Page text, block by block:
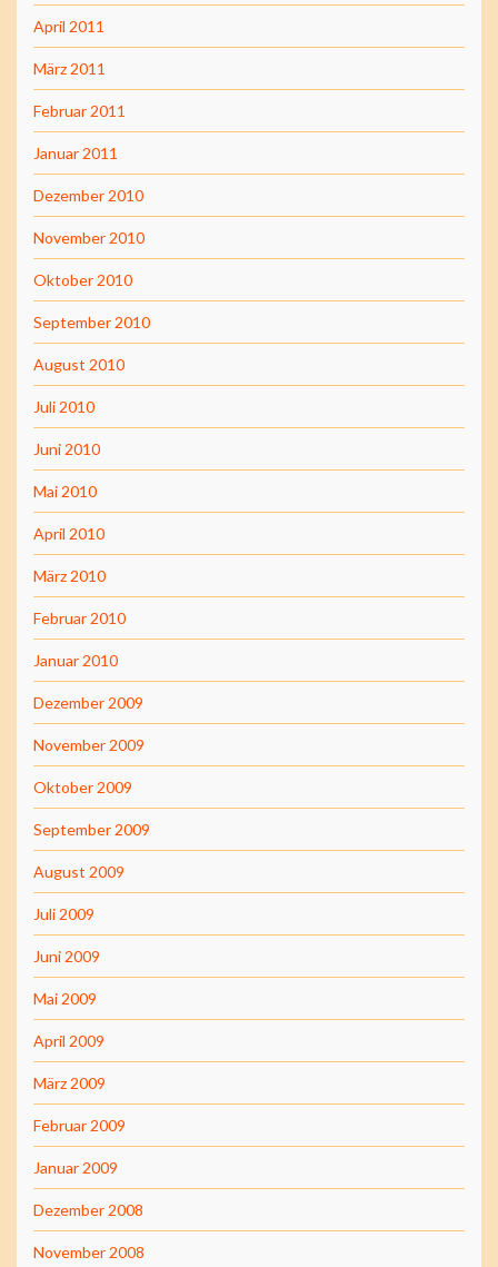
April 2011
März 2011
Februar 2011
Januar 2011
Dezember 2010
November 2010
Oktober 2010
September 2010
August 2010
Juli 2010
Juni 2010
Mai 2010
April 2010
März 2010
Februar 2010
Januar 2010
Dezember 2009
November 2009
Oktober 2009
September 2009
August 2009
Juli 2009
Juni 2009
Mai 2009
April 2009
März 2009
Februar 2009
Januar 2009
Dezember 2008
November 2008